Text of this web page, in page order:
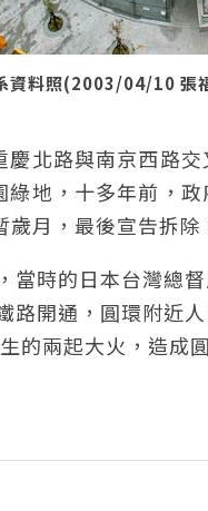
資料照(2003/04/10 張
北路與南京西路
地，十多年前，
月，最後宣告拆除
當時的日本台灣總
路開通，圓環附近
的兩起大火，造成